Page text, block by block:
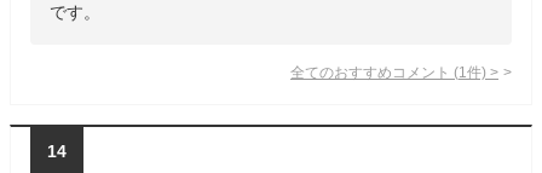
です。
全てのおすすめコメント (1 件) >
14